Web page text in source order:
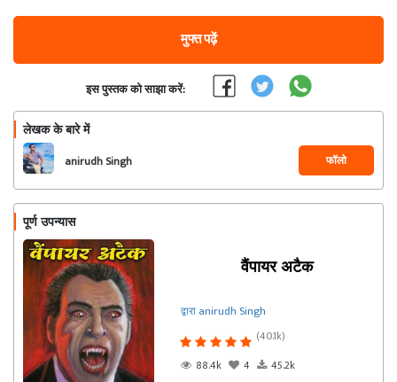
मुफ्त पढ़ें
इस पुस्तक को साझा करें:
लेखक के बारे में
anirudh Singh फॉलो
पूर्ण उपन्यास
वैंपायर अटैक
द्वारा anirudh Singh
(40.1k)
88.4k
4 45.2k